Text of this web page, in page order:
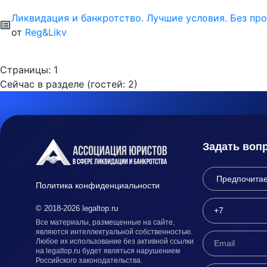
Ликвидация и банкротство. Лучшие условия. Без
от Reg&Likv
Страницы: 1
Сейчас в разделе (гостей: 2)
Политика конфиденциальности
© 2018-2026 legaltop.ru
Все материалы, размещенные на сайте,
являются интеллектуальной собственностью.
Любое их использование без активной ссылки
на legaltop.ru будет являться нарушением
Российского законодательства.
Задать